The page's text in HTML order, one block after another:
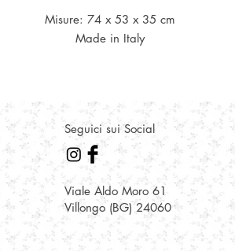
Misure: 74 x 53 x 35 cm
Made in Italy
Seguici sui Social
Viale Aldo Moro 61
Villongo (BG) 24060